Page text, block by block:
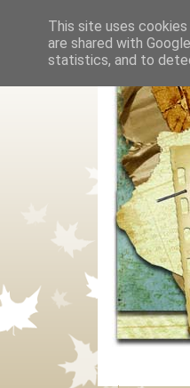
This site uses
are shared with
statistics, and to